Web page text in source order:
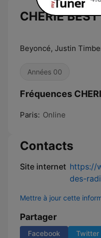
CHERIE
Beyoncé, Justin
Années 00
Fréquences
Paris: Online
Contacts
Site internet https://
des-
Mettre à jour cette
Partager
Facebook Twitter